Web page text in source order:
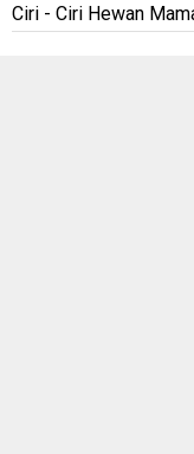
Ciri - Ciri Hewan